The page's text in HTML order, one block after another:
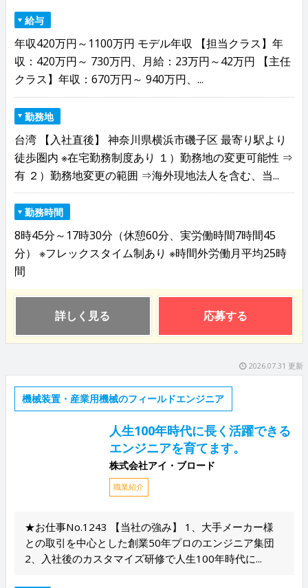
給与
年収420万円～1100万円 モデル年収 【担当クラス】年
収：420万円～ 730万円、月給：23万円～42万円 【主任
クラス】年収：670万円～ 940万円、...
勤務地
台湾 【入社直後】 神奈川県横浜市磯子区 最寄り駅より
徒歩圏内 ※在宅勤務制度あり １）勤務地の変更可能性 ⇒
有 ２）勤務地変更の範囲 ⇒海外現地法人を含む、当...
勤務時間
8時45分～17時30分（休憩60分、実労働時間7時間45
分） ※フレックスタイム制あり ※時間外労働月平均25時
間
詳しく見る 応募する
2026.07.31 更新
機械装置・産業用機械のフィールドエンジニア
人生100年時代に長く活躍できる
エンジニアを育てます。
株式会社アイ・ブロード
職業紹介
★お仕事No.1243 【当社の強み】 1、大手メーカー様
との取引を中心とした創業50年プロのエンジニア集団
2、入社後のカスタマイズ研修で人生100年時代に...